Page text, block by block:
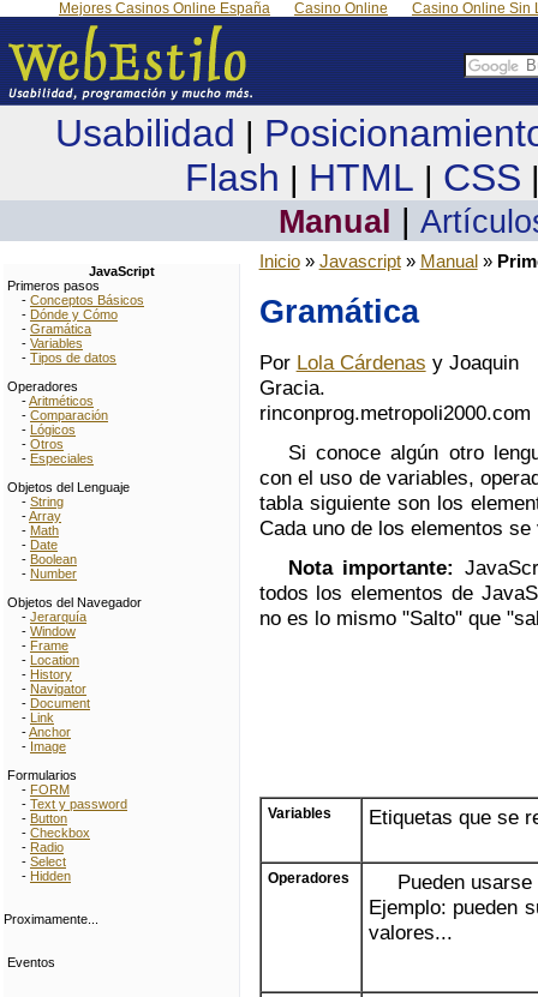
Mejores Casinos Online España Casino Online Casino Online Sin
Usabilidad |
Flash | HTML | CSS
Manual |
Inicio» Javascript» Manual»
Gramática
Por Lola Cárdenas y Joaquin
Gracia.
rinconprog.metropoli2000.com
Si conoce algún otro
con el uso de variables,
tabla siguiente son los
Cada uno de los elementos
Nota importante:
todos los elementos de
no es lo mismo "Salto" que
Variables Etiquetas que se
Operadores
Pueden
Ejemplo: pueden
valores...
JavaScript
Primeros pasos
- Conceptos Básicos
- Dónde y Cómo
- Gramática
- Variables
- Tipos de datos
Operadores
-Aritméticos
- Comparación
- Lógicos
- Otros
- Especiales
Objetos del Lenguaje
- String
-Array
- Math
- Date
- Boolean
- Number
Objetos del Navegador
- Jerarquía
- Window
- Frame
- Location
- History
- Navigator
- Document
- Link
-Anchor
- Image
Formularios
- FORM
- Text y password
- Button
- Checkbox
- Radio
- Select
- Hidden
Proximamente...
Eventos